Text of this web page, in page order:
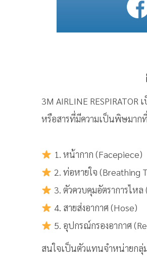
3M AIRLINE
หรือสารที่มีความเป็นพิษมาก
1. หน้ากาก (Facepiece)
2. ท่อหายใจ (Breathing
3. ตัวควบคุมอัตราการไห
4. สายส่งอากาศ (Hose)
5. อุปกรณ์กรองอากาศ
สนใจเป็นตัวแทนจำหน่ายกลุ่